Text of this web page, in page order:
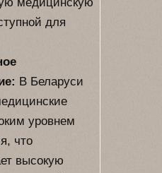
медицинскую
для
В Беларуси
уровнем
что
высокую